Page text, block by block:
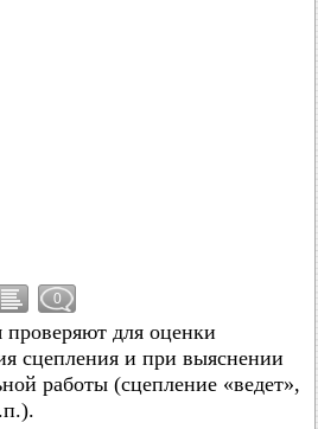
0
для оценки
сцепления и при выяснении
работы (сцепление «ведет»,